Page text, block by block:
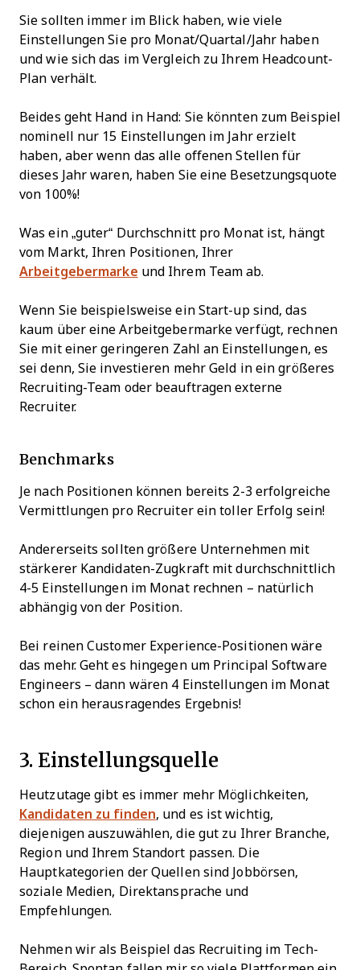
Sie sollten immer im Blick haben, wie viele
Einstellungen Sie pro Monat/Quartal/Jahr haben
und wie sich das im Vergleich zu Ihrem Headcount-
Plan verhält.
Beides geht Hand in Hand: Sie könnten zum Beispiel
nominell nur 15 Einstellungen im Jahr erzielt
haben, aber wenn das alle offenen Stellen für
dieses Jahr waren, haben Sie eine Besetzungsquote
von 100%!
Was ein „guter“ Durchschnitt pro Monat ist, hängt
vom Markt, Ihren Positionen, Ihrer
Arbeitgebermarke und Ihrem Team ab.
Wenn Sie beispielsweise ein Start-up sind, das
kaum über eine Arbeitgebermarke verfügt, rechnen
Sie mit einer geringeren Zahl an Einstellungen, es
sei denn, Sie investieren mehr Geld in ein größeres
Recruiting-Team oder beauftragen externe
Recruiter.
Benchmarks
Je nach Positionen können bereits 2-3 erfolgreiche
Vermittlungen pro Recruiter ein toller Erfolg sein!
Andererseits sollten größere Unternehmen mit
stärkerer Kandidaten-Zugkraft mit durchschnittlich
4-5 Einstellungen im Monat rechnen – natürlich
abhängig von der Position.
Bei reinen Customer Experience-Positionen wäre
das mehr. Geht es hingegen um Principal Software
Engineers – dann wären 4 Einstellungen im Monat
schon ein herausragendes Ergebnis!
3. Einstellungsquelle
Heutzutage gibt es immer mehr Möglichkeiten,
Kandidaten zu finden, und es ist wichtig,
diejenigen auszuwählen, die gut zu Ihrer Branche,
Region und Ihrem Standort passen. Die
Hauptkategorien der Quellen sind Jobbörsen,
soziale Medien, Direktansprache und
Empfehlungen.
Nehmen wir als Beispiel das Recruiting im Tech-